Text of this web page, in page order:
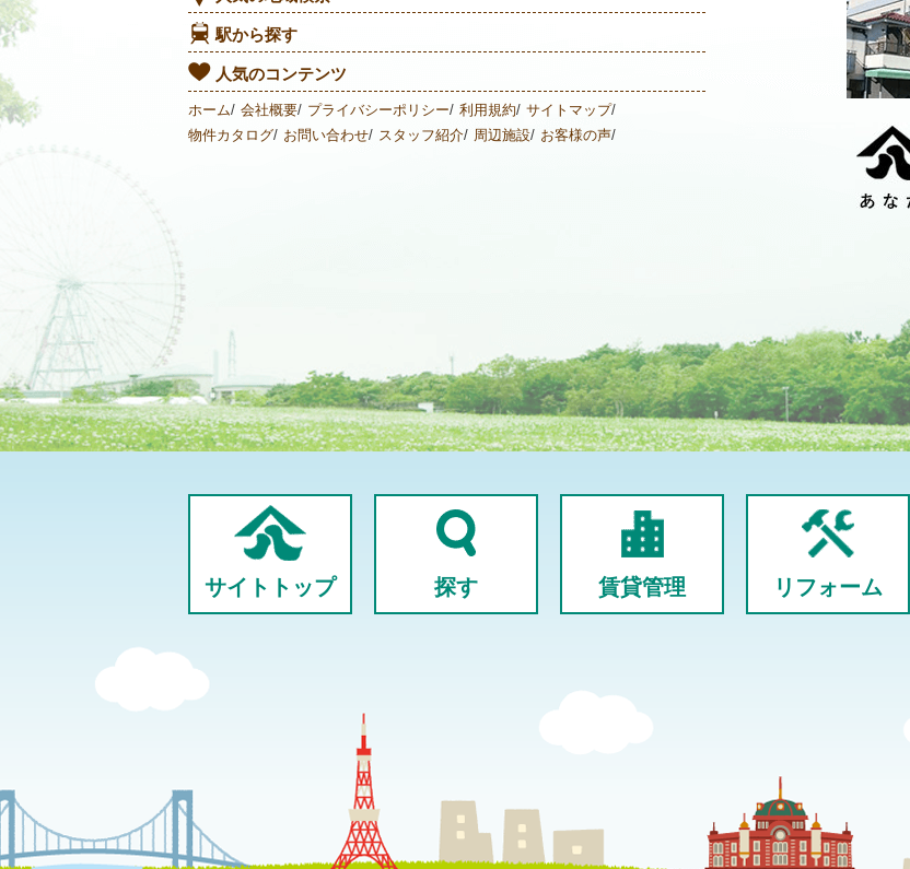
駅から探す
人気のコンテンツ
ホーム 会社概要 プライバシーポリシー 利用規約
サイトマップ
物件カタログ
お問い合わせ スタッフ紹介 周辺施設 お客様の声
サイトトップ 探す 賃貸管理 リフォーム